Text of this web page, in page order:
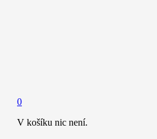
0
V košíku nic není.